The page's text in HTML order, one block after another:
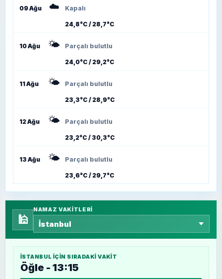
09 Ağu ☁️ Kapalı
24,8°C / 28,7°C
10 Ağu 🌤️ Parçalı bulutlu
24,0°C / 29,2°C
11 Ağu 🌤️ Parçalı bulutlu
23,3°C / 28,9°C
12 Ağu 🌤️ Parçalı bulutlu
23,2°C / 30,3°C
13 Ağu 🌤️ Parçalı bulutlu
23,6°C / 29,7°C
🕌
NAMAZ VAKITLERI
İSTANBUL IÇIN SIRADAKI VAKIT
Öğle - 13:15